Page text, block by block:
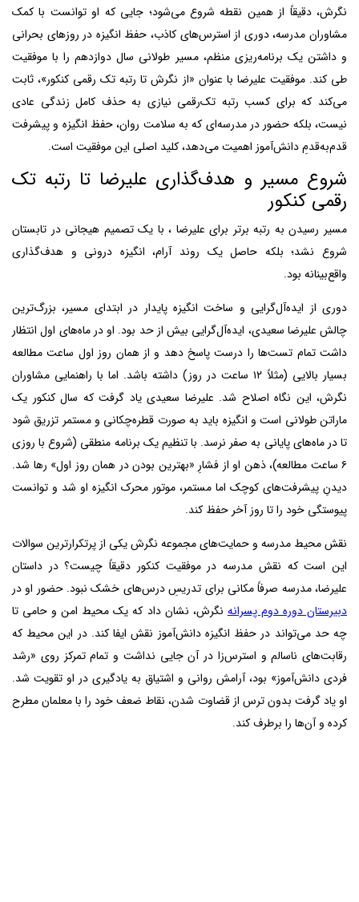
نگرش، دقیقاً از همین نقطه شروع می‌شود؛ جایی که او توانست با کمک
مشاوران مدرسه، دوری از استرس‌های کاذب، حفظ انگیزه در روزهای بحرانی
و داشتن یک برنامه‌ریزی منظم، مسیر طولانی سال دوازدهم را با موفقیت
طی کند. موفقیت علیرضا با عنوان «از نگرش تا رتبه تک رقمی کنکور»، ثابت
می‌کند که برای کسب رتبه تک‌رقمی نیازی به حذف کامل زندگی عادی
نیست، بلکه حضور در مدرسه‌ای که به سلامت روان، حفظ انگیزه و پیشرفت
قدم‌به‌قدمِ دانش‌آموز اهمیت می‌دهد، کلید اصلی این موفقیت است.
شروع مسیر و هدف‌گذاری علیرضا تا رتبه تک
رقمی کنکور
مسیر رسیدن به رتبه برتر برای علیرضا ، با یک تصمیم هیجانی در تابستان
شروع نشد؛ بلکه حاصل یک روند آرام، انگیزه درونی و هدف‌گذاری
واقع‌بینانه بود.
دوری از ایده‌آل‌گرایی و ساخت انگیزه پایدار در ابتدای مسیر، بزرگ‌ترین
چالش علیرضا سعیدی، ایده‌آل‌گرایی بیش از حد بود. او در ماه‌های اول انتظار
داشت تمام تست‌ها را درست پاسخ دهد و از همان روز اول ساعت مطالعه
بسیار بالایی (مثلاً ۱۲ ساعت در روز) داشته باشد. اما با راهنمایی مشاوران
نگرش، این نگاه اصلاح شد. علیرضا سعیدی یاد گرفت که سال کنکور یک
ماراتن طولانی است و انگیزه باید به صورت قطره‌چکانی و مستمر تزریق شود
تا در ماه‌های پایانی به صفر نرسد. با تنظیم یک برنامه منطقی (شروع با روزی
۶ ساعت مطالعه)، ذهن او از فشارِ «بهترین بودن در همان روز اول» رها شد.
دیدنِ پیشرفت‌های کوچک اما مستمر، موتور محرک انگیزه او شد و توانست
پیوستگی خود را تا روز آخر حفظ کند.
نقش محیط مدرسه و حمایت‌های مجموعه نگرش یکی از پرتکرارترین سوالات
این است که نقش مدرسه در موفقیت کنکور دقیقاً چیست؟ در داستان
علیرضا، مدرسه صرفاً مکانی برای تدریسِ درس‌های خشک نبود. حضور او در
دبیرستان دوره دوم پسرانهنگرش، نشان داد که یک محیط امن و حامی تا
چه حد می‌تواند در حفظ انگیزه دانش‌آموز نقش ایفا کند. در این محیط که
رقابت‌های ناسالم و استرس‌زا در آن جایی نداشت و تمام تمرکز روی «رشد
فردی دانش‌آموز» بود، آرامش روانی و اشتیاق به یادگیری در او تقویت شد.
او یاد گرفت بدون ترس از قضاوت شدن، نقاط ضعف خود را با معلمان مطرح
کرده و آن‌ها را برطرف کند.